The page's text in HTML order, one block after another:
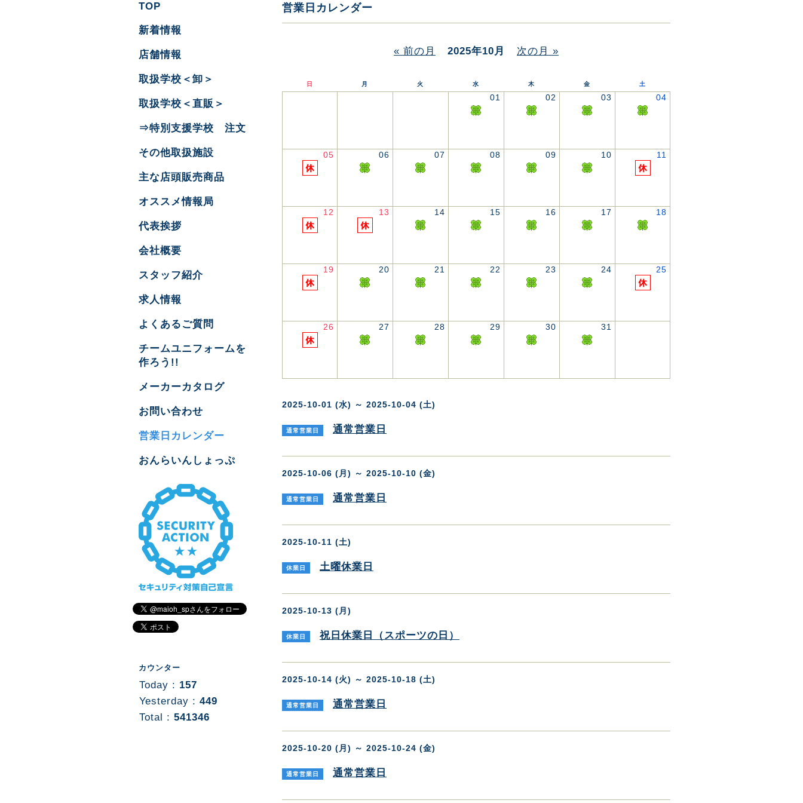
営業日カレンダー
« 前の月 2025年10月 次の月 »
日 月 火 水 木 金 土
01 02 03 04
05 06 07 08 09 10 11
12 13 14 15 16 17 18
19 20 21 22 23 24 25
26 27 28 29 30 31
2025-10-01 (水) ～ 2025-10-04 (土)
通常営業日 通常営業日
2025-10-06 (月) ～ 2025-10-10 (金)
通常営業日 通常営業日
2025-10-11 (土)
休業日 土曜休業日
2025-10-13 (月)
休業日 祝日休業日（スポーツの日）
2025-10-14 (火) ～ 2025-10-18 (土)
通常営業日 通常営業日
2025-10-20 (月) ～ 2025-10-24 (金)
通常営業日 通常営業日
TOP
新着情報
店舗情報
取扱学校＜卸＞
取扱学校＜直販＞
⇒特別支援学校 注文
その他取扱施設
主な店頭販売商品
オススメ情報局
代表挨拶
会社概要
スタッフ紹介
求人情報
よくあるご質問
チームユニフォームを
作ろう!!
メーカーカタログ
お問い合わせ
営業日カレンダー
おんらいんしょっぷ
カウンター
Today : 157
Yesterday : 449
Total : 541346